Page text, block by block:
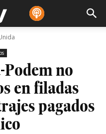
no
en filadas
pagados